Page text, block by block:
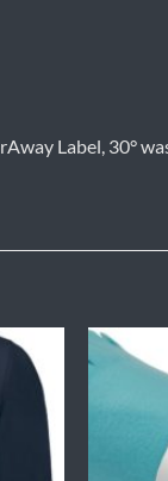
Label, 30°